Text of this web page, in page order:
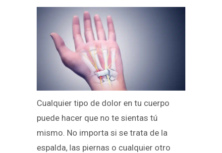
Cualquier tipo de dolor en tu cuerpo
puede hacer que no te sientas tú
mismo. No importa si se trata de la
espalda, las piernas o cualquier otro